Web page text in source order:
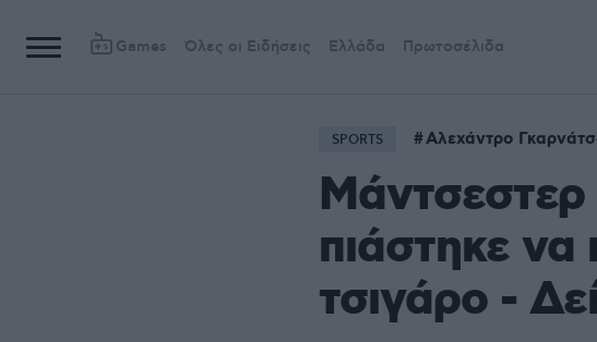
Games Όλες οι Ειδήσεις Ελλάδα Πρωτοσέλιδα
SPORTS Αλεχάντρο
Μάντσεστερ
πιάστηκε να
τσιγάρο -